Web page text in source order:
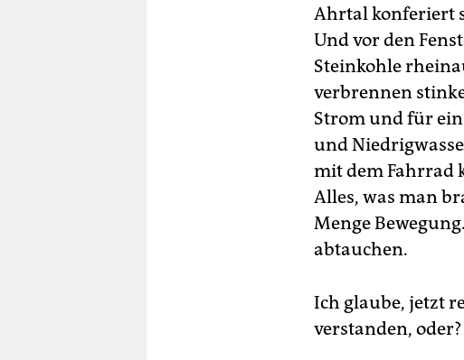
Ahrtal konferiert
Und vor den
Steinkohle
verbrennen
Strom und für ein
und
mit dem Fahrrad
Alles, was man
Menge
abtauchen.
Ich glaube, jetzt
verstanden, oder?